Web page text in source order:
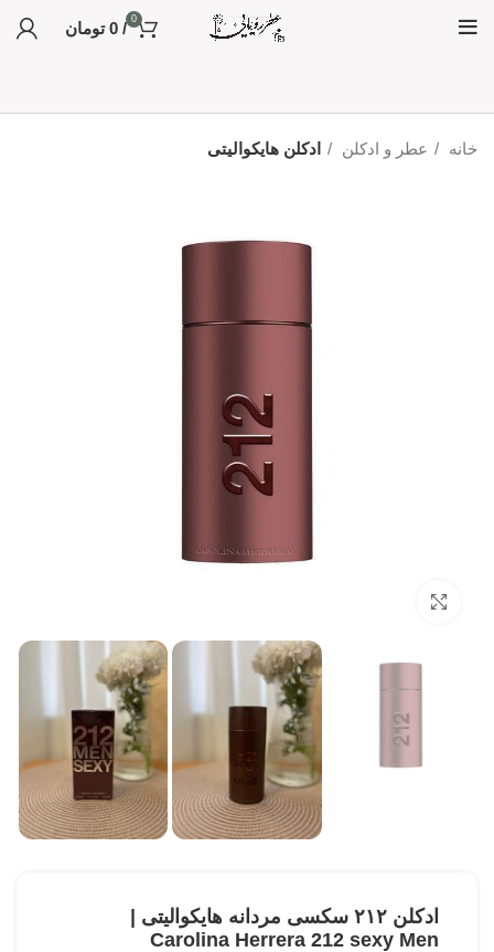
0
/
0 تومان
خانه عطر و ادکلن ادکلن هایکوالیتی
ادکلن ۲۱۲ سکسی مردانه هایکوالیتی |
Carolina Herrera 212 sexy Men